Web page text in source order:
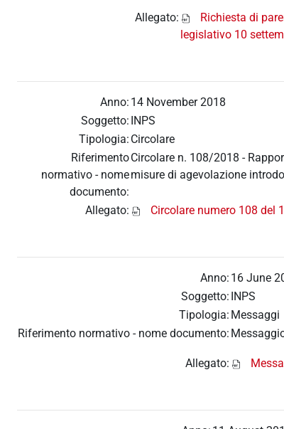
Allegato:
Richiesta di
legislativo 10
Anno: 14 November 2018
Soggetto: INPS
Tipologia: Circolare
Riferimento
normativo - nome
documento:
Circolare n. 108/2018 -
misure di agevolazione
Allegato: Circolare numero 108 del
Anno: 16 June
Soggetto: INPS
Tipologia: Messaggi
Riferimento normativo - nome documento:
Allegato: